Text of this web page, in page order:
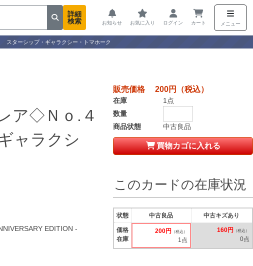
詳細
検索
お知らせ お気に入り ログイン カート メニュー
スターシップ・ギャラクシー・トマホーク
ア◇Ｎｏ.４
ャラクシ
EDITION -
販売価格 200円（税込）
商品状態 中古良品
在庫
1点
数量
買物カゴに入れる
このカードの在庫状況
状態
価格
在庫
中古良品
200円 （税込）
1点
中古キズあり
160円 （税込）
0点